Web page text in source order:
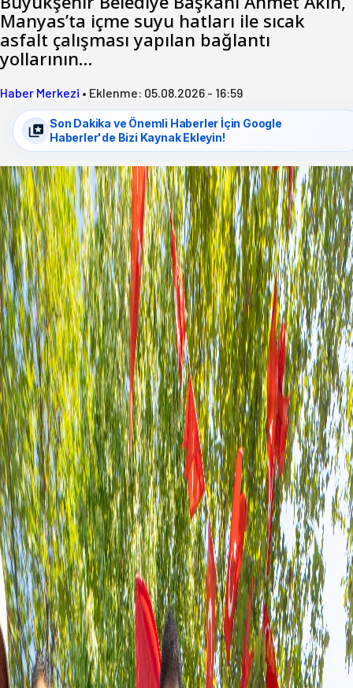
Manyas’ta içme suyu hatları ile sıcak
asfalt çalışması yapılan bağlantı
yollarının…
Haber Merkezi • Eklenme: 05.08.2026 - 16:59
Son Dakika ve Önemli Haberler İçin Google
Haberler'de Bizi Kaynak Ekleyin!